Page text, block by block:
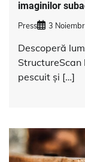
imaginilor
Press 3
Descoperă
pescuit și […]